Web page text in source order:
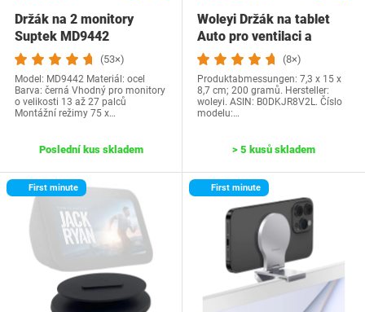
Držák na 2 monitory
Suptek MD9442
(53×)
Model: MD9442 Materiál: ocel
Barva: černá Vhodný pro monitory
o velikosti 13 až 27 palců
Montážní režimy 75 x…
Poslední kus skladem
Woleyi Držák na tablet
Auto pro ventilaci a
kokpit - Otočný…
(8×)
Produktabmessungen: 7,3 x 15 x
8,7 cm; 200 gramů. Hersteller:
woleyi. ASIN: B0DKJR8V2L. Číslo
modelu:…
> 5 kusů skladem
First minute First minute